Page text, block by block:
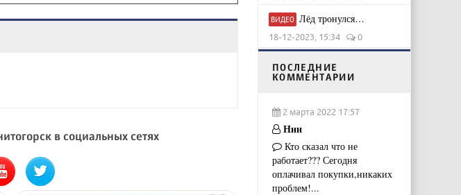
в социальных сетях
ВИДЕО Лёд тронулся…
18-12-2023, 15:34 0
ПОСЛЕДНИЕ
КОММЕНТАРИИ
2 марта 2022 17:57
Ннн
Кто сказал что не
работает??? Сегодня
оплачивал покупки,никаких
проблем!...